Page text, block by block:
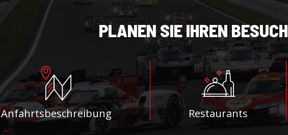
PLANEN SIE IHREN BESUCH
Anfahrtsbeschreibung Restaurants